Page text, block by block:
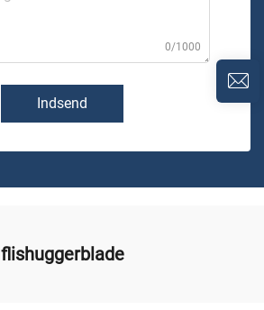
0/1000
Indsend
flishuggerblade